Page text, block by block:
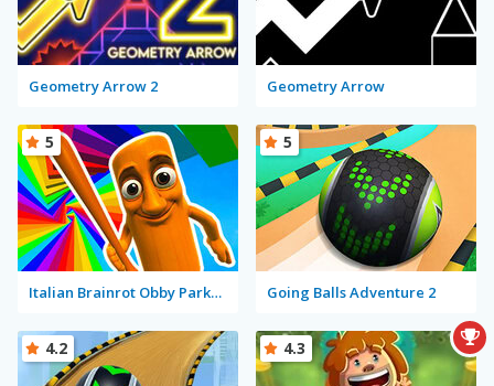
Geometry Arrow 2 Geometry Arrow
Italian Brainrot Obby Parkour
5
Going Balls Adventure 2
5
4.2 4.3